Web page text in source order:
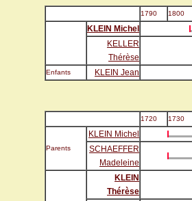
1790 1800
KLEIN Michel
KELLER
Thérèse
Enfants KLEIN Jean
1720 1730
Parents
KLEIN Michel
SCHAEFFER
Madeleine
KLEIN
Thérèse